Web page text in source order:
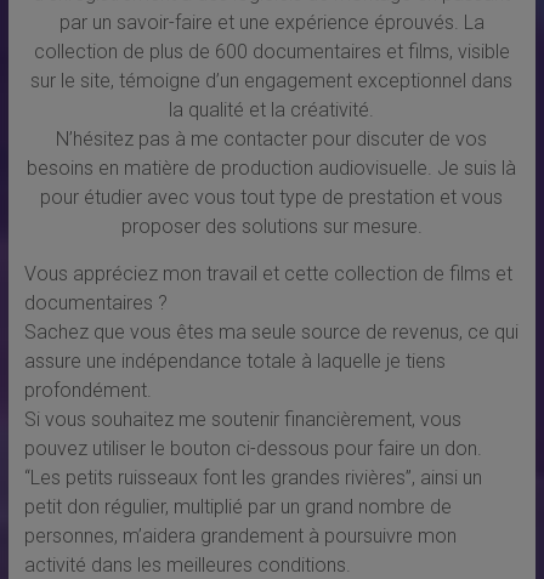
par un savoir-faire et une expérience éprouvés. La
collection de plus de 600 documentaires et films, visible
sur le site, témoigne d’un engagement exceptionnel dans
la qualité et la créativité.
N’hésitez pas à me contacter pour discuter de vos
besoins en matière de production audiovisuelle. Je suis là
pour étudier avec vous tout type de prestation et vous
proposer des solutions sur mesure.
Vous appréciez mon travail et cette collection de films et
documentaires ?
Sachez que vous êtes ma seule source de revenus, ce qui
assure une indépendance totale à laquelle je tiens
profondément.
Si vous souhaitez me soutenir financièrement, vous
pouvez utiliser le bouton ci-dessous pour faire un don.
“Les petits ruisseaux font les grandes rivières”, ainsi un
petit don régulier, multiplié par un grand nombre de
personnes, m’aidera grandement à poursuivre mon
activité dans les meilleures conditions.